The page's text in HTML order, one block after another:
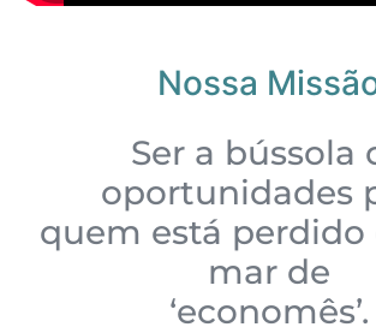
Nossa
Ser a bússola
oportunidades
quem está
mar de
‘economês’.